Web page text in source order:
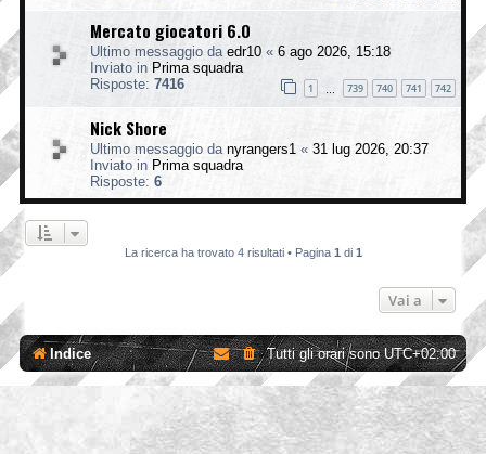
Mercato giocatori 6.0
Ultimo messaggio da edr10 « 6 ago 2026, 15:18
Inviato in Prima squadra
Risposte: 7416 1 739 740 741 742
Nick Shore
Ultimo messaggio da nyrangers1 « 31 lug 2026, 20:37
Inviato in Prima squadra
Risposte: 6
La ricerca ha trovato 4 risultati • Pagina 1 di 1
Vai a
Indice Tutti gli orari sonoUTC+02:00